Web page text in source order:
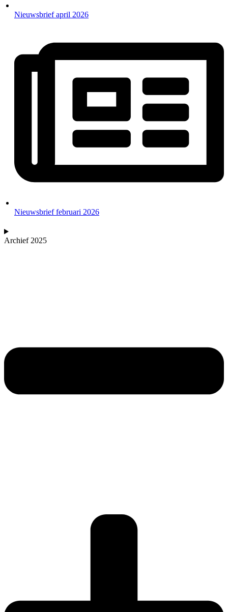
Nieuwsbrief april 2026
Nieuwsbrief februari 2026
Archief 2025